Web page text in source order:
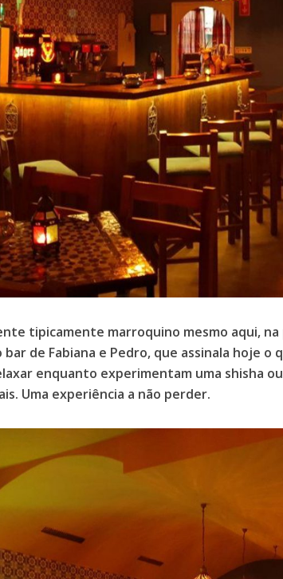
tipicamente marroquino mesmo aqui, na
bar de Fabiana e Pedro, que assinala hoje
enquanto experimentam uma shisha
Uma experiência a não perder.